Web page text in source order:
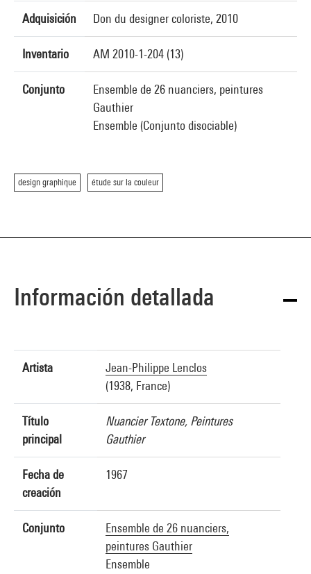
Adquisición Don du designer coloriste, 2010
Inventario AM 2010-1-204 (13)
Conjunto
Ensemble de 26 nuanciers, peintures
Gauthier
Ensemble (Conjunto disociable)
design graphique étude sur la couleur
Información detallada
Artista
Jean-Philippe Lenclos
(1938, France)
Título
principal
Nuancier Textone, Peintures
Gauthier
Fecha de
creación
1967
Conjunto
Ensemble de 26 nuanciers,
peintures Gauthier
Ensemble